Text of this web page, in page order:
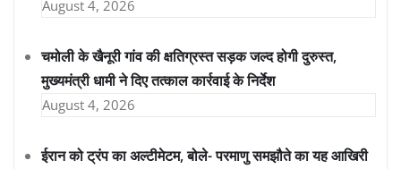
August 4, 2026
चमोली के खैनूरी गांव की क्षतिग्रस्त सड़क जल्द होगी दुरुस्त,
मुख्यमंत्री धामी ने दिए तत्काल कार्रवाई के निर्देश
August 4, 2026
ईरान को ट्रंप का अल्टीमेटम, बोले- परमाणु समझौते का यह आखिरी